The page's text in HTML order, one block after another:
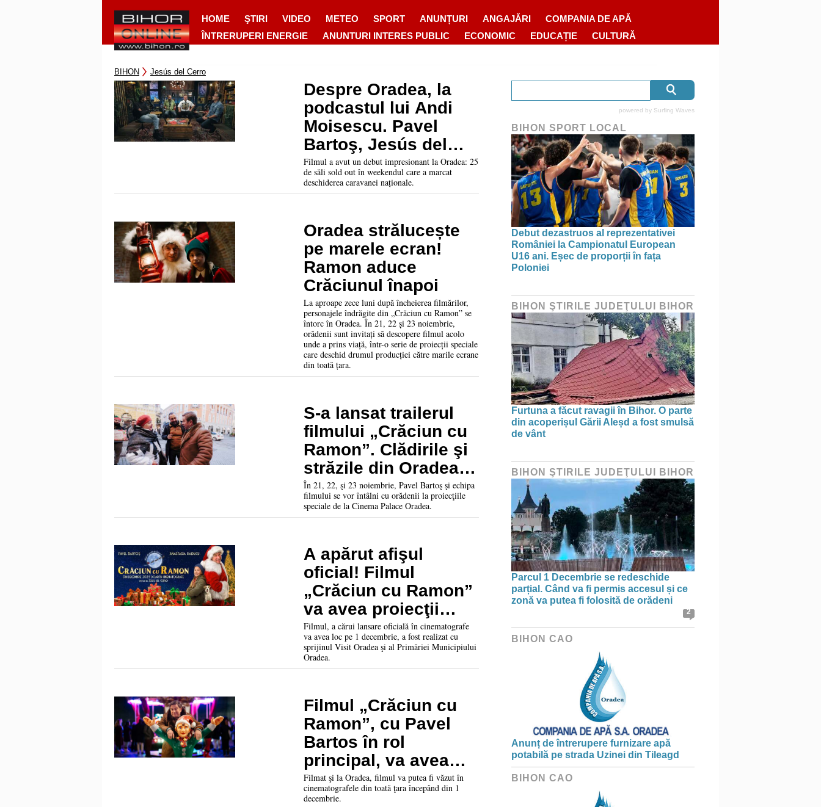
HOME ŞTIRI VIDEO METEO SPORT ANUNȚURI ANGAJĂRI
COMPANIA DE APĂ
ÎNTRERUPERI ENERGIE
ANUNTURI INTERES PUBLIC ECONOMIC EDUCAȚIE CULTURĂ
BIHON Jesús del Cerro
Despre Oradea, la
podcastul lui Andi
Moisescu. Pavel
Bartoş, Jesús del
Cerro şi Bogdan
Farcaş povestesc
despre „Crăciun cu
Filmul a avut un debut impresionant la Oradea: 25
de săli sold out în weekendul care a marcat
deschiderea caravanei naționale.
Oradea strălucește
pe marele ecran!
Ramon aduce
Crăciunul înapoi
La aproape zece luni după încheierea filmărilor,
personajele îndrăgite din „Crăciun cu Ramon” se
întorc în Oradea. În 21, 22 și 23 noiembrie,
orădenii sunt invitați să descopere filmul acolo
unde a prins viață, într-o serie de proiecții speciale
care deschid drumul producției către marile ecrane
din toată țara.
S-a lansat trailerul
filmului „Crăciun cu
Ramon”. Clădirile şi
străzile din Oradea,
promovate în cel mai
aşteptat film
românesc de
În 21, 22, şi 23 noiembrie, Pavel Bartoş şi echipa
filmului se vor întâlni cu orădenii la proiecţiile
speciale de la Cinema Palace Oradea.
A apărut afişul
oficial! Filmul
„Crăciun cu Ramon”
va avea proiecţii
speciale la Oradea
pe 21, 22 şi 23
noiembrie
Filmul, a cărui lansare oficială în cinematografe
va avea loc pe 1 decembrie, a fost realizat cu
sprijinul Visit Oradea şi al Primăriei Municipiului
Oradea.
Filmul „Crăciun cu
Ramon”, cu Pavel
Bartos în rol
principal, va avea
lansarea la Oradea
pe 21 noiembrie
Filmat şi la Oradea, filmul va putea fi văzut în
cinematografele din toată ţara începând din 1
decembrie.
powered by Surfing Waves
BIHON SPORT LOCAL
Debut dezastruos al reprezentativei
României la Campionatul European
U16 ani. Eșec de proporții în fața
Poloniei
BIHON ŞTIRILE JUDEŢULUI BIHOR
Furtuna a făcut ravagii în Bihor. O parte
din acoperișul Gării Aleșd a fost smulsă
de vânt
BIHON ŞTIRILE JUDEŢULUI BIHOR
Parcul 1 Decembrie se redeschide
parțial. Când va fi permis accesul și ce
zonă va putea fi folosită de orădeni
2
BIHON CAO
Anunț de întrerupere furnizare apă
potabilă pe strada Uzinei din Tileagd
BIHON CAO